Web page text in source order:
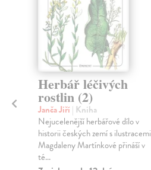
Herbář léčivých
rostlin (2)
Janča Jiří | Kniha
Nejucelenější herbářové dílo v
historii českých zemí s ilustracemi
Magdaleny Martínkové přináší v
té...